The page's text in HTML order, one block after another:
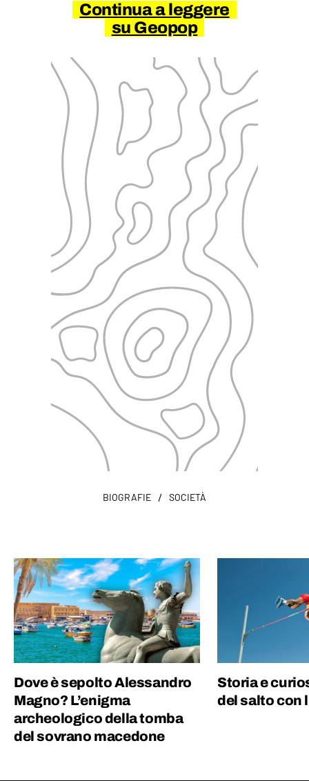
Continua a leggere
su Geopop
BIOGRAFIE / SOCIETÀ
Dove è sepolto Alessandro
Magno? L’enigma
archeologico della tomba
del sovrano macedone
Storia e
del salto con